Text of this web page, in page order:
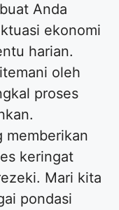
Anda
ekonomi
harian.
oleh
proses
memberikan
keringat
Mari kita
pondasi